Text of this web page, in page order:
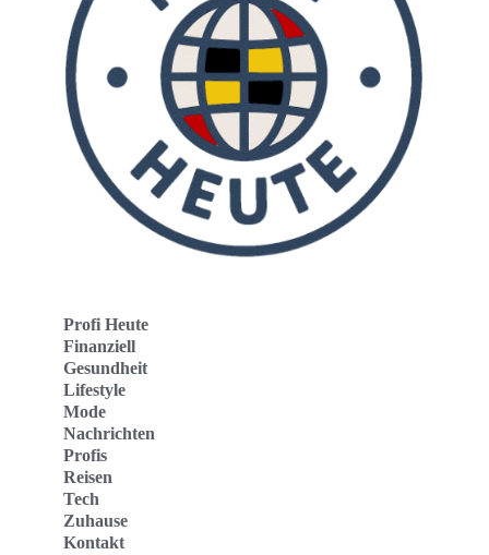
Profi Heute
Finanziell
Gesundheit
Lifestyle
Mode
Nachrichten
Profis
Reisen
Tech
Zuhause
Kontakt